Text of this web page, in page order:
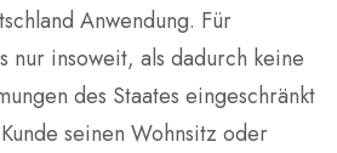
Anwendung. Für
insoweit, als dadurch keine
des Staates eingeschränkt
seinen Wohnsitz oder